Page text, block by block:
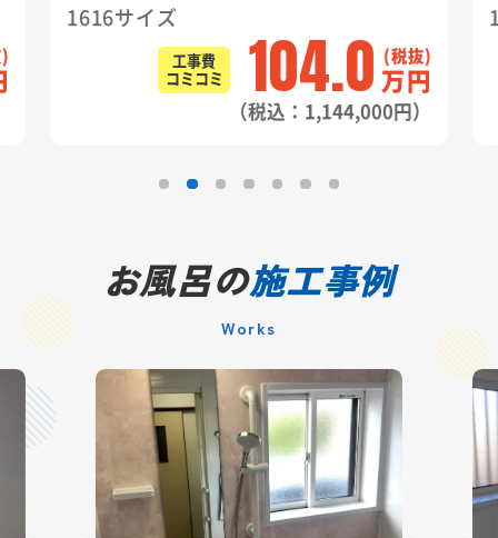
1616サイズ
工事費
コミコミ
104.0 万円
（税込：1,144,000円）
お風呂の施工事例
Works